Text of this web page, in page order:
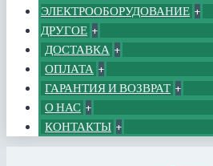
ЭЛЕКТРООБОРУДОВАНИЕ +
ДРУГОЕ +
ДОСТАВКА +
ОПЛАТА +
ГАРАНТИЯ И ВОЗВРАТ +
О НАС +
КОНТАКТЫ +